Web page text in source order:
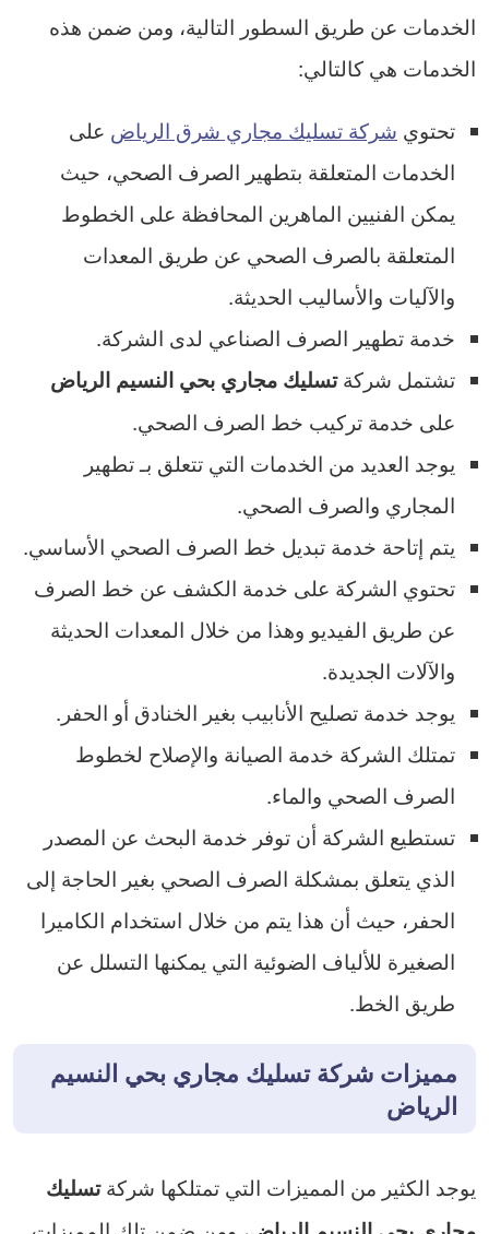
الخدمات عن طريق السطور التالية، ومن ضمن هذه
الخدمات هي كالتالي:
تحتوي شركة تسليك مجاري شرق الرياض على
الخدمات المتعلقة بتطهير الصرف الصحي، حيث
يمكن الفنيين الماهرين المحافظة على الخطوط
المتعلقة بالصرف الصحي عن طريق المعدات
والآليات والأساليب الحديثة.
خدمة تطهير الصرف الصناعي لدى الشركة.
تشتمل شركةتسليك مجاري بحي النسيم الرياض
على خدمة تركيب خط الصرف الصحي.
يوجد العديد من الخدمات التي تتعلق بـ تطهير
المجاري والصرف الصحي.
يتم إتاحة خدمة تبديل خط الصرف الصحي الأساسي.
تحتوي الشركة على خدمة الكشف عن خط الصرف
عن طريق الفيديو وهذا من خلال المعدات الحديثة
والآلات الجديدة.
يوجد خدمة تصليح الأنابيب بغير الخنادق أو الحفر.
تمتلك الشركة خدمة الصيانة والإصلاح لخطوط
الصرف الصحي والماء.
تستطيع الشركة أن توفر خدمة البحث عن المصدر
الذي يتعلق بمشكلة الصرف الصحي بغير الحاجة إلى
الحفر، حيث أن هذا يتم من خلال استخدام الكاميرا
الصغيرة للألياف الضوئية التي يمكنها التسلل عن
طريق الخط.
مميزات شركة تسليك مجاري بحي النسيم
الرياض
يوجد الكثير من المميزات التي تمتلكها شركةتسليك